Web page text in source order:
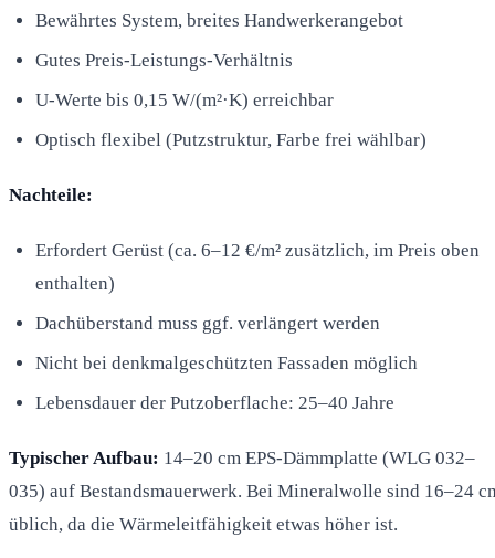
Bewährtes System, breites Handwerkerangebot
Gutes Preis-Leistungs-Verhältnis
U-Werte bis 0,15 W/(m²·K) erreichbar
Optisch flexibel (Putzstruktur, Farbe frei wählbar)
Nachteile:
Erfordert Gerüst (ca. 6–12 €/m² zusätzlich, im Preis oben
enthalten)
Dachüberstand muss ggf. verlängert werden
Nicht bei denkmalgeschützten Fassaden möglich
Lebensdauer der Putzoberflache: 25–40 Jahre
Typischer Aufbau: 14–20 cm EPS-Dämmplatte (WLG 032–
035) auf Bestandsmauerwerk. Bei Mineralwolle sind 16–24
üblich, da die Wärmeleitfähigkeit etwas höher ist.